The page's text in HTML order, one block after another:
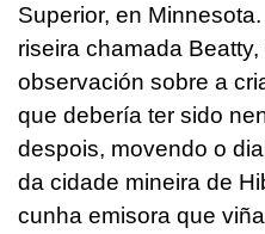
Superior, en
riseira chamada
observación sobre a
que debería ter sido
despois, movendo o
da cidade mineira de
cunha emisora que